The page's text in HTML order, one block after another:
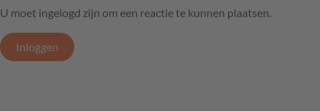
U moet ingelogd zijn om een reactie te kunnen plaatsen.
Inloggen